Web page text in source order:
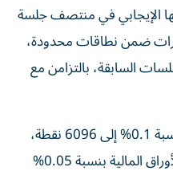
الإيجابي في منتصف جلسة
ضمن نطاقات محدودة،
السابقة، بالتزامن مع
وارتفع مؤشر سوق دبي المالي بنسبة 0.1% إلى 6096 نقطة،
فيما صعد مؤشر سوق أبوظبي للأوراق المالية بنسبة 0.05%